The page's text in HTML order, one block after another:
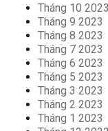
Tháng 10 2023
Tháng 9 2023
Tháng 8 2023
Tháng 7 2023
Tháng 6 2023
Tháng 5 2023
Tháng 3 2023
Tháng 2 2023
Tháng 1 2023